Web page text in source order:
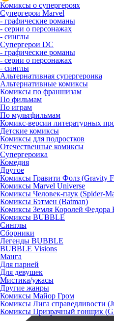
Комиксы о супергероях
Супергерои Marvel
- графические романы
- серии о персонажах
- синглы
Супергерои DC
- графические романы
- серии о персонажах
- синглы
Альтернативная супергероика
Альтернативные комиксы
Комиксы по франшизам
По фильмам
По играм
По мультфильмам
Комикс-версии литературных
Детские комиксы
Комиксы для подростков
Отечественные комиксы
Супергероика
Комедия
Другое
Комиксы Гравити Фолз (Gravity
Комиксы Marvel Universe
Комиксы Человек-паук (Spider-
Комиксы Бэтмен (Batman)
Комиксы Земля Королей Федора
Комиксы BUBBLE
Синглы
Сборники
Легенды BUBBLE
BUBBLE Visions
Манга
Для парней
Для девушек
Мистика/ужасы
Другие жанры
Комиксы Майор Гром
Комиксы Лига справедливости
Комиксы Призрачный гонщик